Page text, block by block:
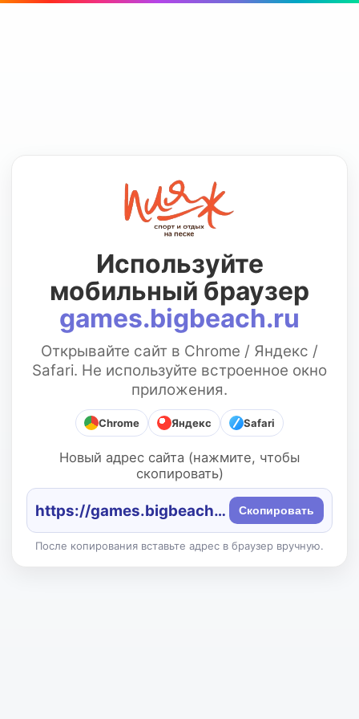
Используйте
мобильный браузер
games.bigbeach.ru
Открывайте сайт в Chrome / Яндекс /
Safari. Не используйте встроенное окно
приложения.
Chrome Яндекс Safari
Новый адрес сайта (нажмите, чтобы
скопировать)
https://games.bigbeach.ru/ Скопировать
После копирования вставьте адрес в браузер вручную.